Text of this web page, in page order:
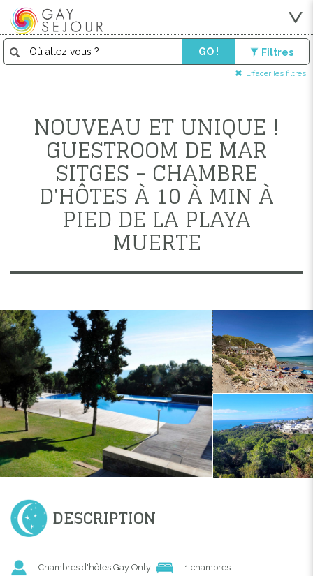
GO ! Filtres
Effacer les filtres
NOUVEAU ET UNIQUE !
GUESTROOM DE MAR
SITGES - CHAMBRE
D'HÔTES À 10 À MIN À
PIED DE LA PLAYA
MUERTE
DESCRIPTION
Chambres d'hôtes Gay Only
1 chambres